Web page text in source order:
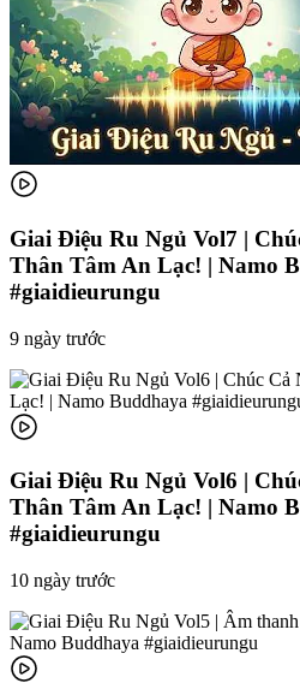
Giai Điệu Ru Ngủ Vol7 |
Thân Tâm An Lạc! | Namo
#giaidieurungu
9 ngày trước
Giai Điệu Ru Ngủ Vol6 |
Thân Tâm An Lạc! | Namo
#giaidieurungu
10 ngày trước